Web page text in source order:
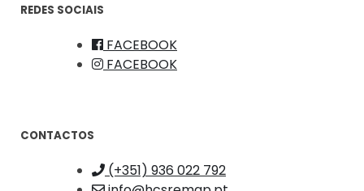
REDES SOCIAIS
FACEBOOK
FACEBOOK
CONTACTOS
(+351) 936 022 792